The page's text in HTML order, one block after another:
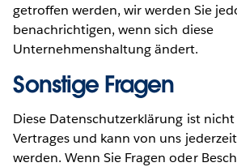
getroffen werden, wir werden Sie
benachrichtigen, wenn sich diese
Unternehmenshaltung ändert.
Sonstige Fragen
Diese Datenschutzerklärung ist
Vertrages und kann von uns
werden. Wenn Sie Fragen oder